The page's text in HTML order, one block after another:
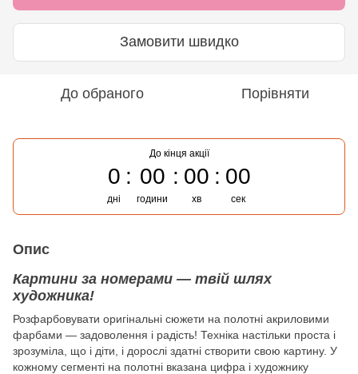
Замовити швидко
До обраного Порівняти
До кінця акції
0
дні
00
години
00
хв
00
сек
Опис
Картини за номерами — твій шлях
художника!
Розфарбовувати оригінальні сюжети на полотні акриловими
фарбами — задоволення і радість! Техніка настільки проста і
зрозуміла, що і діти, і дорослі здатні створити свою картину. У
кожному сегменті на полотні вказана цифра і художнику